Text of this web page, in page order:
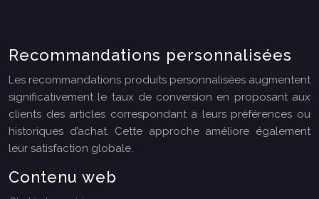
Recommandations personnalisées
Les recommandations produits personnalisées augmentent
significativement le taux de conversion en proposant aux
clients des articles correspondant à leurs préférences ou
historiques d’achat. Cette approche améliore également
leur satisfaction globale.
Contenu web